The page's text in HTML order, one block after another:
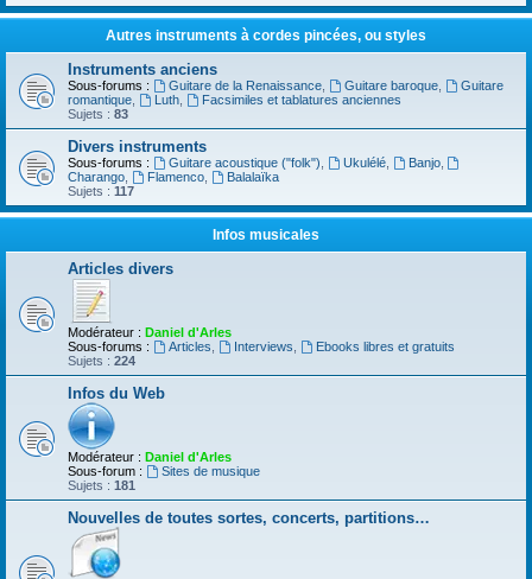
Autres instruments à cordes pincées, ou styles
Instruments anciens
Sous-forums : Guitare de la Renaissance, Guitare baroque,
Guitare
romantique
Luth,
Facsimiles et tablatures anciennes
Sujets : 83
Divers instruments
Sous-forums : Guitare acoustique ("folk") Ukulélé, Banjo,
Charango
Flamenco,
Balalaïka
Sujets : 117
Infos musicales
Articles divers
Modérateur : Daniel d'Arles
Sous-forums :
Articles Interviews
Ebooks libres et gratuits
Sujets : 224
Infos du Web
Modérateur : Daniel d'Arles
Sous-forum :
Sites de musique
Sujets : 181
Nouvelles de toutes sortes, concerts, partitions…